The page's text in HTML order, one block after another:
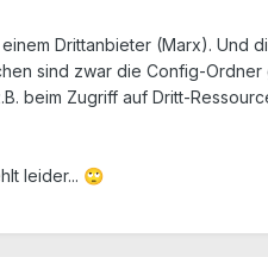
Drittanbieter (Marx). Und
sind zwar die Config-Ordner
beim Zugriff auf Dritt-
leider... 🙄